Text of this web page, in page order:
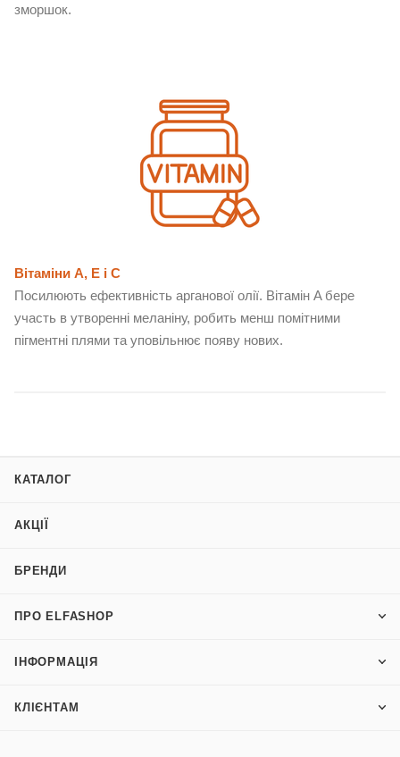
зморшок.
Вітаміни A, E і C
Посилюють ефективність арганової олії. Вітамін A бере
участь в утворенні меланіну, робить менш помітними
пігментні плями та уповільнює появу нових.
КАТАЛОГ
АКЦІЇ
БРЕНДИ
ПРО ELFASHOP
ІНФОРМАЦІЯ
КЛІЄНТАМ